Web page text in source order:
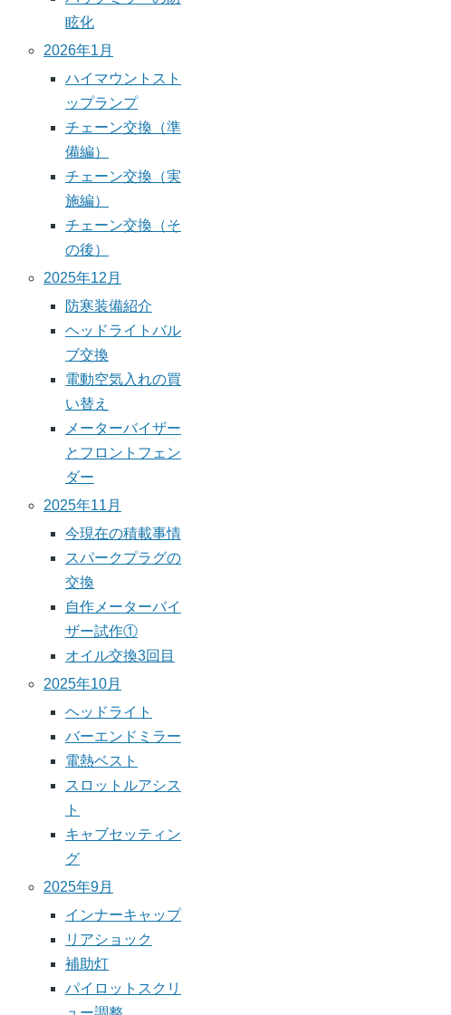
眩化
2026年1月
ハイマウントスト
ップランプ
チェーン交換（準
備編）
チェーン交換（実
施編）
チェーン交換（そ
の後）
2025年12月
防寒装備紹介
ヘッドライトバル
ブ交換
電動空気入れの買
い替え
メーターバイザー
とフロントフェン
ダー
2025年11月
今現在の積載事情
スパークプラグの
交換
自作メーターバイ
ザー試作①
オイル交換3回目
2025年10月
ヘッドライト
バーエンドミラー
電熱ベスト
スロットルアシス
ト
キャブセッティン
グ
2025年9月
インナーキャップ
リアショック
補助灯
パイロットスクリ